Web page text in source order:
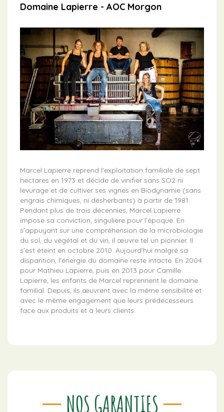
Domaine Lapierre - AOC Morgon
Marcel Lapierre reprend l'exploitation familiale de sept
hectares en 1973 et décide de vinifier sans SO2 ni
levurage et de cultiver ses vignes en Biodynamie (sans
engrais chimiques, ni désherbants) à partir de 1981.
Pendant plus de trois décennies, Marcel Lapierre
impose sa conviction, singulière pour l’époque. En
s’appuyant sur une compréhension de la microbiologie
du sol, du végétal et du vin, il œuvre tel un pionnier. Il
s’est éteint en octobre 2010. Aujourd'hui malgré sa
disparition, l'énergie du domaine reste intacte. En 2004
pour Mathieu Lapierre, puis en 2013 pour Camille
Lapierre, les enfants de Marcel reprennent le domaine
familial. Depuis, ils œuvrent avec la même sensibilité et
avec le même engagement que leurs prédécesseurs
face aux produits et à leurs clients.
NOS GARANTIES